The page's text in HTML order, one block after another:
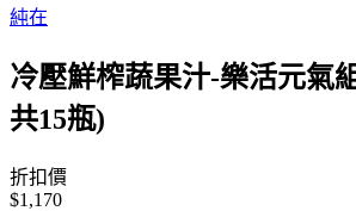
純在
冷壓鮮榨蔬果汁-樂活元氣
共15瓶)
折扣價
$1,170